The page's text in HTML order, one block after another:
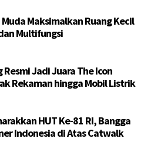
Maksimalkan Ruang Kecil
Multifungsi
Resmi Jadi Juara The Icon
Rekaman hingga Mobil Listrik
HUT Ke-81 RI, Bangga
Indonesia di Atas Catwalk